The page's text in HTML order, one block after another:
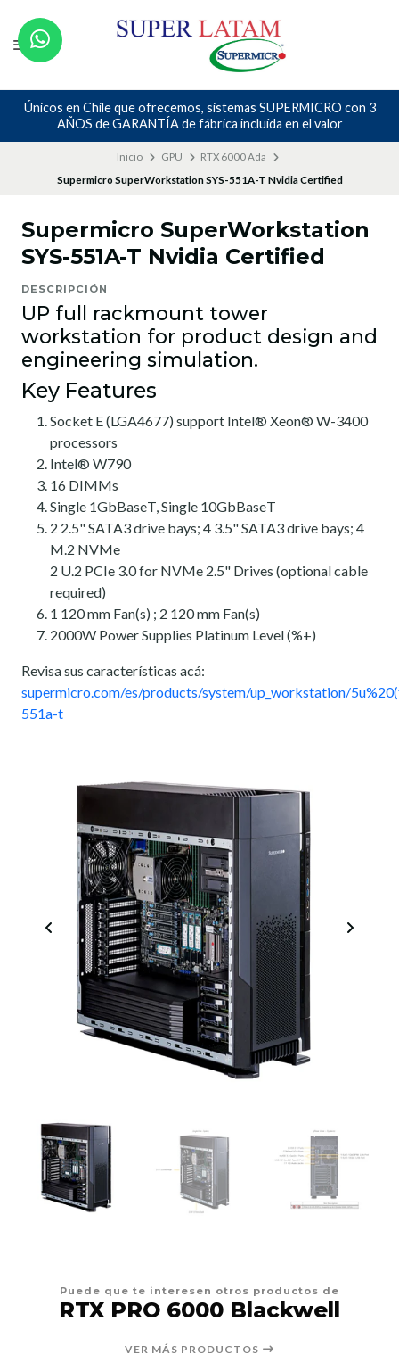
con 3
Nos avalan nuestros canales y mas de 23 años de
Inicio GPU
RTX 6000 Ada
Supermicro SuperWorkstation SYS-551A-T Nvidia Certified
Supermicro SuperWorkstation
SYS-551A-T Nvidia Certified
DESCRIPCIÓN
UP full rackmount tower
workstation for product design and
engineering simulation.
Key Features
Socket E (LGA4677) support Intel® Xeon® W-3400
processors
Intel® W790
16 DIMMs
Single 1GbBaseT, Single 10GbBaseT
2 2.5" SATA3 drive bays; 4 3.5" SATA3 drive bays; 4
M.2 NVMe
2 U.2 PCIe 3.0 for NVMe 2.5" Drives (optional cable
required)
1 120 mm Fan(s) ; 2 120 mm Fan(s)
2000W Power Supplies Platinum Level (%+)
Revisa sus características acá:
supermicro.com/es/products/system/up_workstation/
551a-t
Puede que te interesen otros productos de
RTX PRO 6000 Blackwell
VER MÁS PRODUCTOS